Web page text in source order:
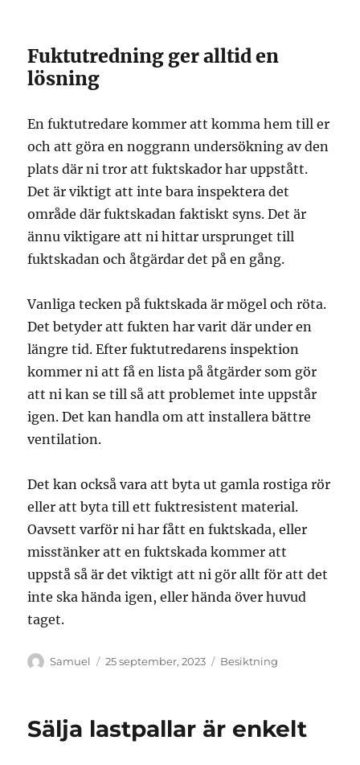
Fuktutredning ger alltid en
lösning
En fuktutredare kommer att komma hem till er
och att göra en noggrann undersökning av den
plats där ni tror att fuktskador har uppstått.
Det är viktigt att inte bara inspektera det
område där fuktskadan faktiskt syns. Det är
ännu viktigare att ni hittar ursprunget till
fuktskadan och åtgärdar det på en gång.
Vanliga tecken på fuktskada är mögel och röta.
Det betyder att fukten har varit där under en
längre tid. Efter fuktutredarens inspektion
kommer ni att få en lista på åtgärder som gör
att ni kan se till så att problemet inte uppstår
igen. Det kan handla om att installera bättre
ventilation.
Det kan också vara att byta ut gamla rostiga rör
eller att byta till ett fuktresistent material.
Oavsett varför ni har fått en fuktskada, eller
misstänker att en fuktskada kommer att
uppstå så är det viktigt att ni gör allt för att det
inte ska hända igen, eller hända över huvud
taget.
Författare
Samuel
Publicerat
25 september, 2023 Kategorier
Besiktning
Sälja lastpallar är enkelt